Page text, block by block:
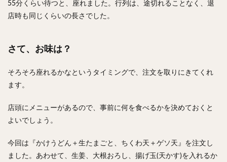
55分くらい待つと、座れました。行列は、途切れることなく、退
店時も同じくらいの長さでした。
さて、お味は？
そろそろ座れるかなというタイミングで、注文を取りにきてくれ
ます。
店頭にメニューがあるので、事前に何を食べるかを決めておくと
よいでしょう。
今回は『かけうどん＋生たまごと、ちくわ天＋ゲソ天』を注文し
ました。あわせて、生姜、大根おろし、揚げ玉(天かす)を入れるか